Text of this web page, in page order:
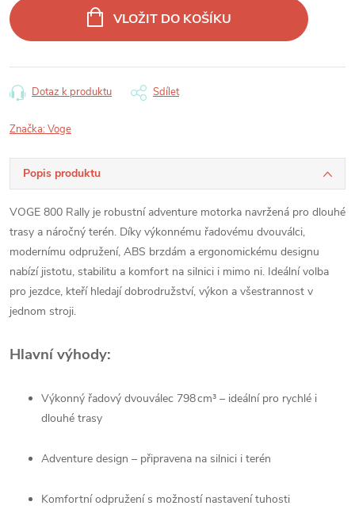
cena:
VLOŽIT DO KOŠÍKU
Dotaz k produktu Sdílet
Značka:Voge
Popis produktu
VOGE 800 Rally je robustní adventure motorka navržená pro dlouhé
trasy a náročný terén. Díky výkonnému řadovému dvouválci,
modernímu odpružení, ABS brzdám a ergonomickému designu
nabízí jistotu, stabilitu a komfort na silnici i mimo ni. Ideální volba
pro jezdce, kteří hledají dobrodružství, výkon a všestrannost v
jednom stroji.
Hlavní výhody:
Výkonný řadový dvouválec 798 cm³ – ideální pro rychlé i
dlouhé trasy
Adventure design – připravena na silnici i terén
Komfortní odpružení s možností nastavení tuhosti